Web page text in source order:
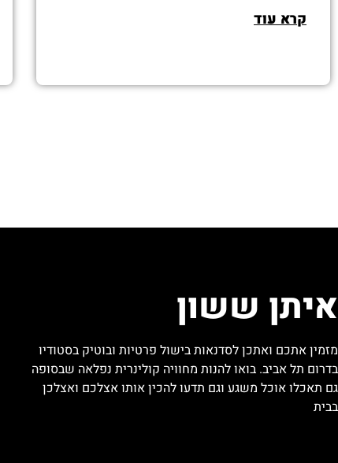
נהדרות. במתכון הזה השתמשתי בתרד נהדר שנמצא
קרא עוד
איתן ששון
מזמין אתכם ואתכן לסדנאות בישול פרטיות ובוטיק בסטודיו
בדרום תל אביב. בואו להנות מחוויה קולינרית נפלאה שבסופה
גם תאכלו אוכל משגע וגם תדעו להכין אותו אצלכם ואצלכן
בבית